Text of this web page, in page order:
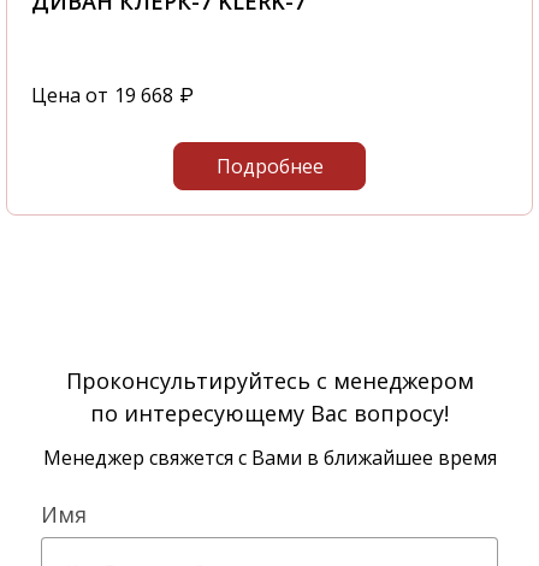
Цена от 19 668 ₽
Подробнее
Проконсультируйтесь с менеджером
по интересующему Вас вопросу!
Менеджер свяжется с Вами в ближайшее время
Имя